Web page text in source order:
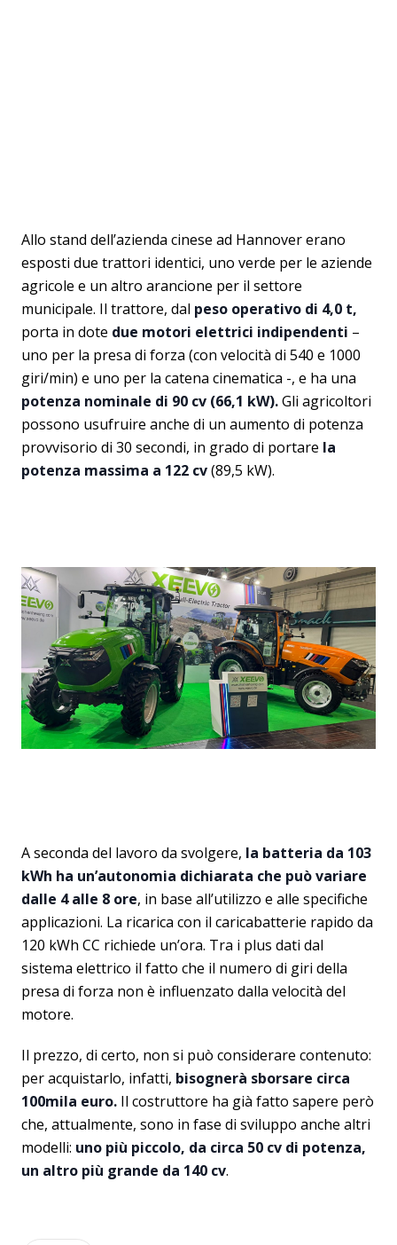
Allo stand dell’azienda cinese ad Hannover erano
esposti due trattori identici, uno verde per le aziende
agricole e un altro arancione per il settore
municipale. Il trattore, dal peso operativo di 4,0 t,
porta in dote due motori elettrici indipendenti –
uno per la presa di forza (con velocità di 540 e 1000
giri/min) e uno per la catena cinematica -, e ha una
potenza nominale di 90 cv (66,1 kW).Gli agricoltori
possono usufruire anche di un aumento di potenza
provvisorio di 30 secondi, in grado di portare la
potenza massima a 122 cv(89,5 kW).
A seconda del lavoro da svolgere, la batteria da 103
kWh ha un’autonomia dichiarata che può variare
dalle 4 alle 8 ore, in base all’utilizzo e alle specifiche
applicazioni. La ricarica con il caricabatterie rapido da
120 kWh CC richiede un’ora. Tra i plus dati dal
sistema elettrico il fatto che il numero di giri della
presa di forza non è influenzato dalla velocità del
motore.
Il prezzo, di certo, non si può considerare contenuto:
per acquistarlo, infatti, bisognerà sborsare circa
100mila euro. Il costruttore ha già fatto sapere però
che, attualmente, sono in fase di sviluppo anche altri
modelli: uno più piccolo, da circa 50 cv di potenza,
un altro più grande da 140 cv.